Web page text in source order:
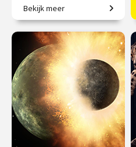
Een overzicht van recente
ontdekkingen in de
astronomie.
€ 25.00
vanaf 3
nov.
/ Op locatie of online
Bekijk meer